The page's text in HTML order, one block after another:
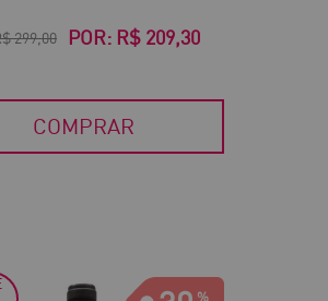
299,00 POR: R$ 209,30
COMPRAR